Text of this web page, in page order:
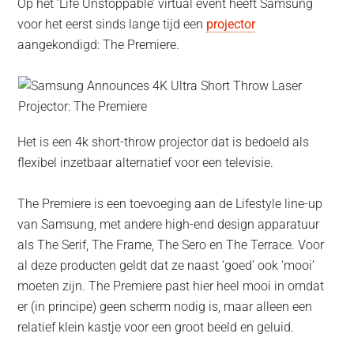
Op het ‘Life Unstoppable’ virtual event heeft Samsung
voor het eerst sinds lange tijd een projector
aangekondigd: The Premiere.
Het is een 4k short-throw projector dat is bedoeld als
flexibel inzetbaar alternatief voor een televisie.
The Premiere is een toevoeging aan de Lifestyle line-up
van Samsung, met andere high-end design apparatuur
als The Serif, The Frame, The Sero en The Terrace. Voor
al deze producten geldt dat ze naast ‘goed’ ook ‘mooi’
moeten zijn. The Premiere past hier heel mooi in omdat
er (in principe) geen scherm nodig is, maar alleen een
relatief klein kastje voor een groot beeld en geluid.